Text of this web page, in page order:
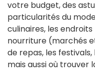
votre budget, des
particularités du
culinaires, les
nourriture (marchés
de repas, les
mais aussi où trouver